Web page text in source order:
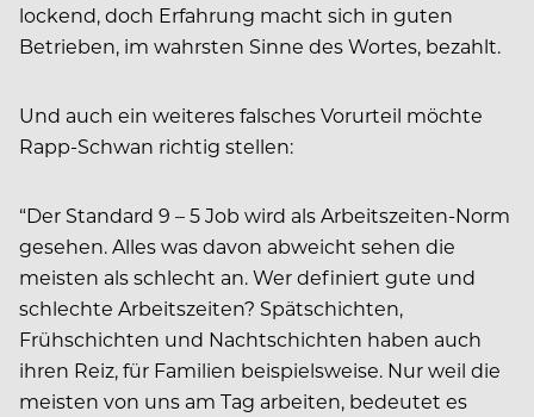
lockend, doch Erfahrung macht sich in guten
Betrieben, im wahrsten Sinne des Wortes, bezahlt.
Und auch ein weiteres falsches Vorurteil möchte
Rapp-Schwan richtig stellen:
“Der Standard 9 – 5 Job wird als Arbeitszeiten-Norm
gesehen. Alles was davon abweicht sehen die
meisten als schlecht an. Wer definiert gute und
schlechte Arbeitszeiten? Spätschichten,
Frühschichten und Nachtschichten haben auch
ihren Reiz, für Familien beispielsweise. Nur weil die
meisten von uns am Tag arbeiten, bedeutet es